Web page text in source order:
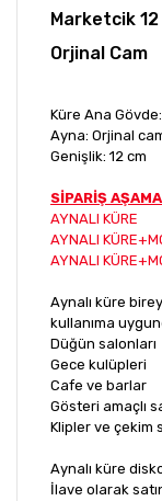
Marketcik 12
Orjinal Cam
Küre Ana
Ayna: Orjinal
Genişlik: 12 cm
SİPARİŞ
AYNALI KÜRE
AYNALI
AYNALI
Aynalı küre
kullanıma
Düğün salonları
Gece kulüpleri
Cafe ve barlar
Gösteri amaçlı
Klipler ve çekim
Aynalı küre
İlave olarak